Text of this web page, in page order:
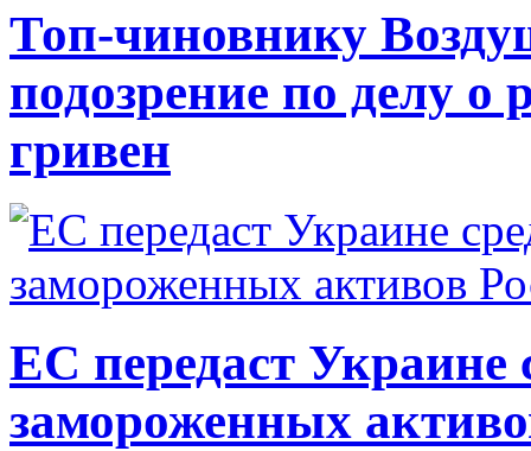
Топ-чиновнику
подозрение по делу о
гривен
ЕС передаст Украине
замороженных